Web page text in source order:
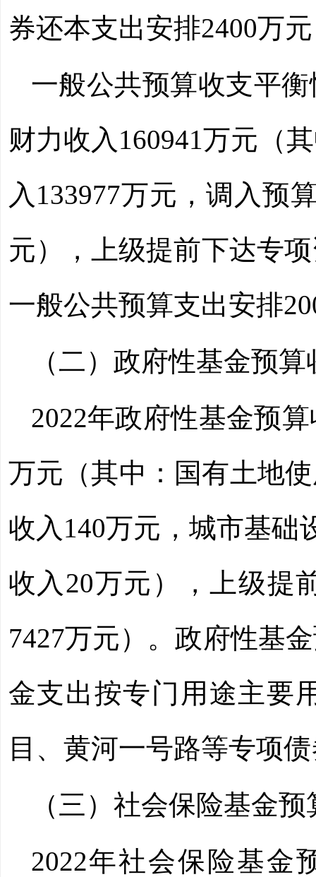
券还本支出安排2400万元
一般公共预算收支平
财力收入 160941万元（
入 133977万元，调入预
元），上级提前下达专
一般公共预算支出安排
（二）政府性基金预
2022年政府性基金预
万元（其中：国有土地
收入 140万元，城市基础
收入 20万元），上级提
7427万元）。政府性基
金支出按专门用途主要
目、黄河一号路等专项
（三）社会保险基金
2022年社会保险基金